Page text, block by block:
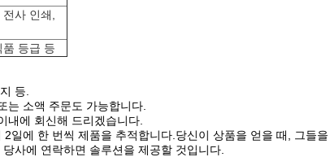
사 인쇄,
등급 등
등.
는 소액 주문도 가능합니다.
내에 회신해 드리겠습니다.
일에 한 번씩 제품을 추적합니다.당신이 상품을 얻을 때, 그들
사에 연락하면 솔루션을 제공할 것입니다.